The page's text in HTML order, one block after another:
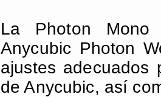
La Photon Mono
Anycubic Photon
ajustes adecuados
de Anycubic, así